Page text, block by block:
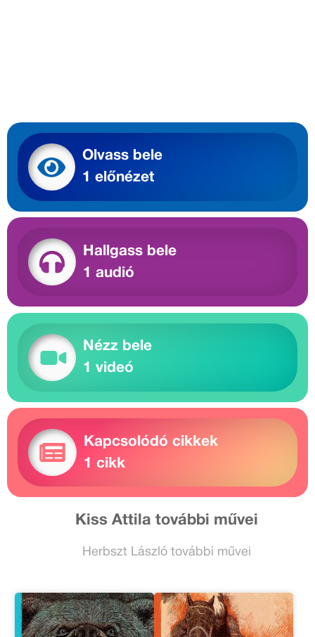
Olvass bele
1 előnézet
Hallgass bele
1 audió
Nézz bele
1 videó
Kapcsolódó cikkek
1 cikk
Kiss Attila további művei
Herbszt László további művei